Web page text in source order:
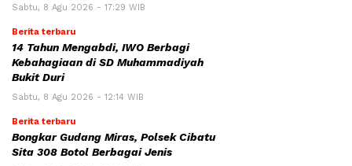
Sabtu, 8 Agu 2026 - 17:29 WIB
Berita terbaru
14 Tahun Mengabdi, IWO Berbagi
Kebahagiaan di SD Muhammadiyah
Bukit Duri
Sabtu, 8 Agu 2026 - 12:14 WIB
Berita terbaru
Bongkar Gudang Miras, Polsek Cibatu
Sita 308 Botol Berbagai Jenis